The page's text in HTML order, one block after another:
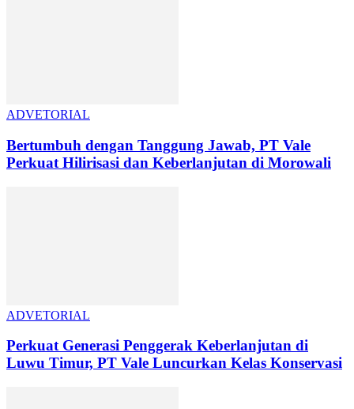
ADVETORIAL
Bertumbuh dengan Tanggung Jawab, PT Vale
Perkuat Hilirisasi dan Keberlanjutan di Morowali
ADVETORIAL
Perkuat Generasi Penggerak Keberlanjutan di
Luwu Timur, PT Vale Luncurkan Kelas Konservasi